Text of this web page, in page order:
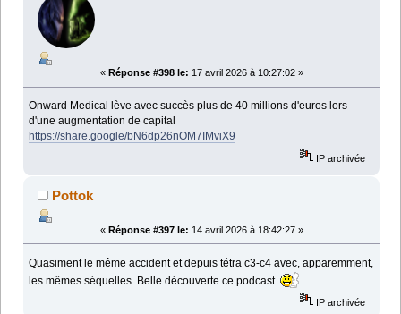
« Réponse #398 le: 17 avril 2026 à 10:27:02 »
Onward Medical lève avec succès plus de 40 millions d'euros lors
d'une augmentation de capital
https://share.google/bN6dp26nOM7IMviX9
IP archivée
Pottok
« Réponse #397 le: 14 avril 2026 à 18:42:27 »
Quasiment le même accident et depuis tétra c3-c4 avec, apparemment,
les mêmes séquelles. Belle découverte ce podcast
IP archivée